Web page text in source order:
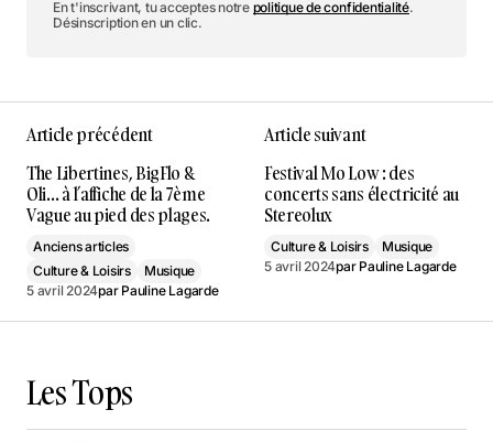
En t'inscrivant, tu acceptes notre politique de confidentialité.
Désinscription en un clic.
Article précédent
The Libertines, BigFlo &
Oli… à l’affiche de la 7ème
Vague au pied des plages.
Anciens articles
Culture & Loisirs
Musique
5 avril 2024par Pauline Lagarde
Article suivant
Festival Mo Low : des
concerts sans électricité au
Stereolux
Culture & Loisirs
Musique
5 avril 2024par Pauline Lagarde
Les Tops